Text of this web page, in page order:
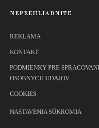
NEPREHLIADNITE
REKLAMA
KONTAKT
PODMIENKY PRE
OSOBNYCH UDAJOV
COOKIES
NASTAVENIA SÚKROMIA